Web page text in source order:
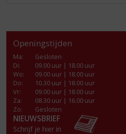
Openingstijden
Ma:
Gesloten
Di:
09.00 uur | 18.00 uur
Wo:
09.00 uur | 18.00 uur
Do:
10.30 uur | 18.00 uur
Vr:
09.00 uur | 18.00 uur
Za:
08.30 uur | 16.00 uur
Zo:
Gesloten
NIEUWSBRIEF
Schrijf je hier in